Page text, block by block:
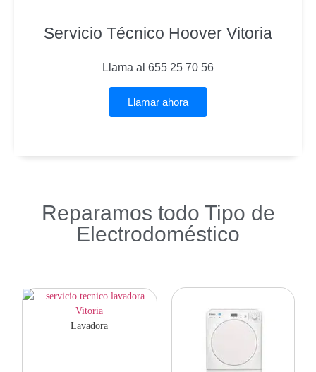
Servicio Técnico Hoover Vitoria
Llama al 655 25 70 56
Llamar ahora
Reparamos todo Tipo de
Electrodoméstico
Lavadora